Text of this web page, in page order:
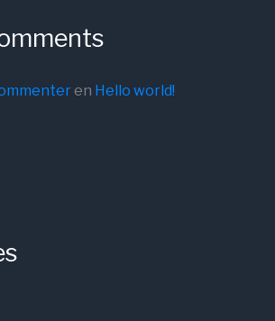
en Hello world!